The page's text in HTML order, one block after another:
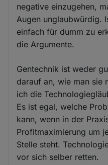
negative einzugehen,
Augen unglaubwürdig.
einfach für dumm zu
die Argumente.
Gentechnik ist weder
darauf an, wie man sie
ich die
Es ist egal, welche
kann, wenn in der
Profitmaximierung um
Stelle steht.
vor sich selber retten.